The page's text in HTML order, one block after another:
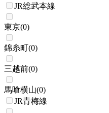
JR総武本線
東京(0)
錦糸町(0)
三越前(0)
馬喰横山(0)
JR青梅線